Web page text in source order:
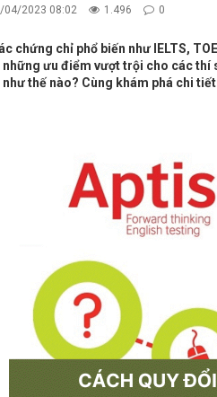
04/2023 08:02 1.496 0
chứng chỉ phổ biến như IELTS,
những ưu điểm vượt trội cho các thí
như thế nào? Cùng khám phá chi